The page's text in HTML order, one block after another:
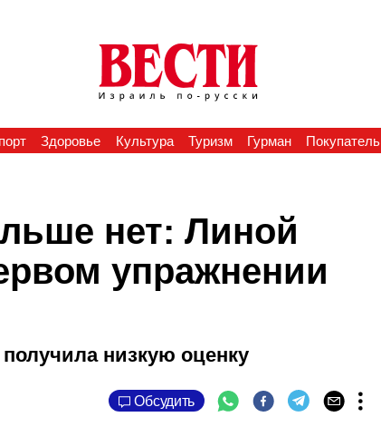
Здоровье Культура Туризм Гурман Покупатель
нет: Линой
упражнении
низкую оценку
Обсудить